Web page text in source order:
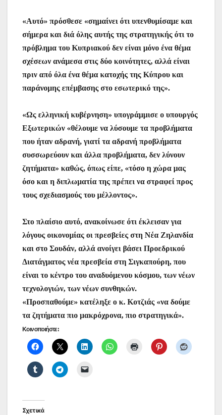
«Αυτό» πρόσθεσε «σημαίνει ότι υπενθυμίσαμε και
σήμερα και διά όλης αυτής της στρατηγικής ότι το
πρόβλημα του Κυπριακού δεν είναι μόνο ένα θέμα
σχέσεων ανάμεσα στις δύο κοινότητες, αλλά είναι
πριν από όλα ένα θέμα κατοχής της Κύπρου και
παράνομης επέμβασης στο εσωτερικό της».
«Ως ελληνική κυβέρνηση» υπογράμμισε ο υπουργός
Εξωτερικών «θέλουμε να λύσουμε τα προβλήματα
που ήταν αδρανή, γιατί τα αδρανή προβλήματα
συσσωρεύουν και άλλα προβλήματα, δεν λύνουν
ζητήματα» καθώς, όπως είπε, «τόσο η χώρα μας
όσο και η διπλωματία της πρέπει να στραφεί προς
τους σχεδιασμούς του μέλλοντος».
Στο πλαίσιο αυτό, ανακοίνωσε ότι έκλεισαν για
λόγους οικονομίας οι πρεσβείες στη Νέα Ζηλανδία
και στο Σουδάν, αλλά ανοίγει βάσει Προεδρικού
Διατάγματος νέα πρεσβεία στη Σιγκαπούρη, που
είναι το κέντρο του αναδυόμενου κόσμου, των νέων
τεχνολογιών, των νέων συνθηκών.
«Προσπαθούμε» κατέληξε ο κ. Κοτζιάς «να δούμε
τα ζητήματα πιο μακρόχρονα, πιο στρατηγικά».
Κοινοποιήστε:
Σχετικά